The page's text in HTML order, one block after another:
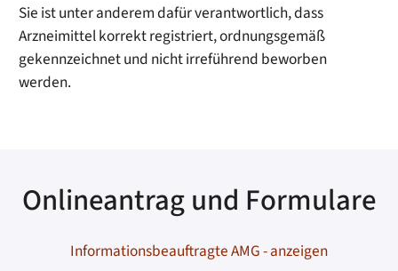
Sie ist unter anderem dafür verantwortlich, dass
Arzneimittel korrekt registriert, ordnungsgemäß
gekennzeichnet und nicht irreführend beworben
werden.
Onlineantrag und Formulare
Informationsbeauftragte AMG - anzeigen